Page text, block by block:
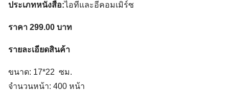
ประเภทหนังสือ:ไอทีและอีคอมเมิร์ซ
ราคา 299.00 บาท
รายละเอียดสินค้า
ขนาด: 17*22 ซม.
จำนวนหน้า: 400 หน้า